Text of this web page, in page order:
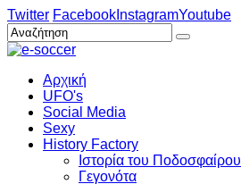
Twitter Facebook InstagramYoutube
Αρχική
UFO's
Social Media
Sexy
History Factory
Ιστορία του Ποδοσφαίρου
Γεγονότα